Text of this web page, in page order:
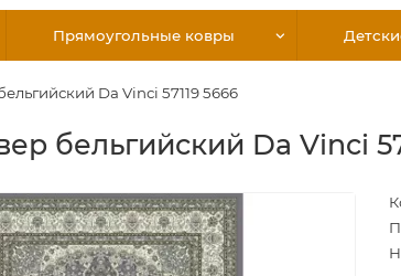
Прямоугольные ковры
Da Vinci 57119 5666
бельгийский Da Vinci